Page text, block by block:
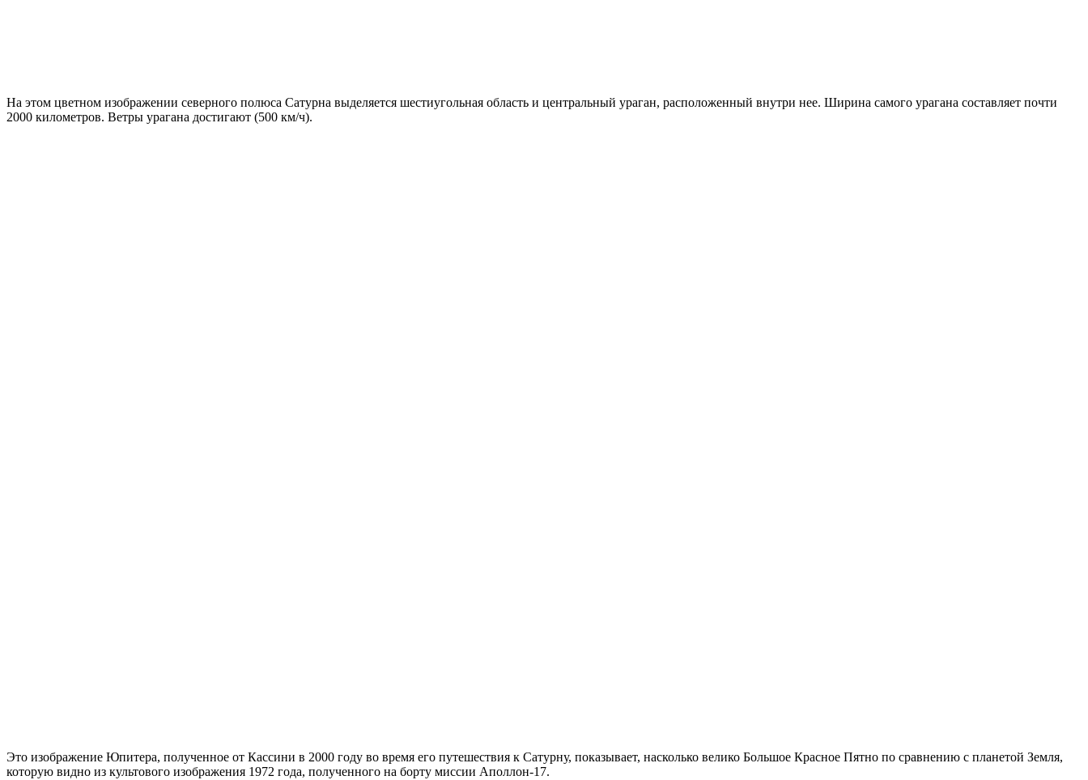
На этом цветном изображении северного полюса Сатурна выделяется шестиугольная область и центральный ураган, расположенный внутри нее. Ширина самого урагана составляет почти
2000 километров. Ветры урагана достигают (500 км/ч).
Это изображение Юпитера, полученное от Кассини в 2000 году во время его путешествия к Сатурну, показывает, насколько велико Большое Красное Пятно по сравнению с планетой Земля,
которую видно из культового изображения 1972 года, полученного на борту миссии Аполлон-17.